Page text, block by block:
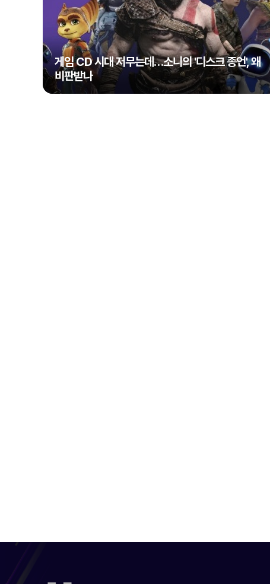
게임 CD 시대 저무는데…소니의 '디스크 종언', 왜
비판받나